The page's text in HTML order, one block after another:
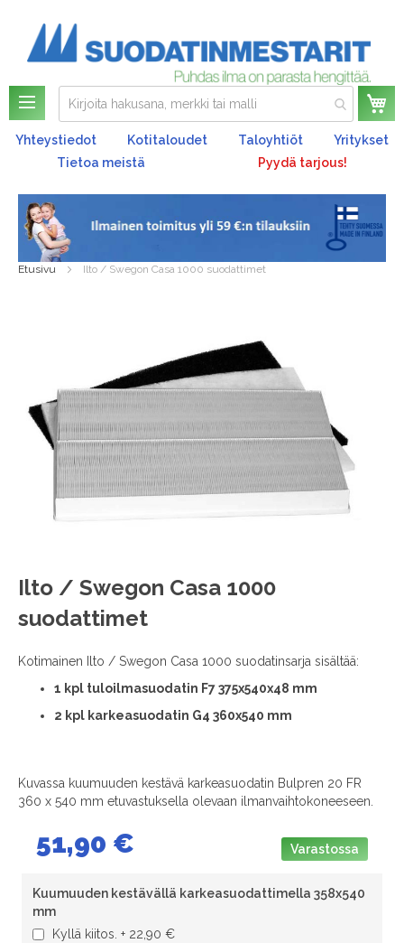
Yhteystiedot Kotitaloudet Taloyhtiöt
Yritykset
Tietoa meistä
Pyydä tarjous!
Etusivu Ilto / Swegon Casa 1000 suodattimet
Ilto / Swegon Casa 1000
suodattimet
Kotimainen Ilto / Swegon Casa 1000 suodatinsarja sisältää:
1 kpl tuloilmasuodatin F7 375x540x48 mm
2 kpl karkeasuodatin G4 360x540 mm
Kuvassa kuumuuden kestävä karkeasuodatin Bulpren 20 FR
360 x 540 mm etuvastuksella olevaan ilmanvaihtokoneeseen.
51,90 € Varastossa
Kuumuuden kestävällä karkeasuodattimella 358x540
mm
Kyllä kiitos. + 22,90 €
images
gallery
Skip
to
the
of
images